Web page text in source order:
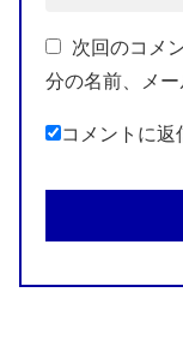
次回のコメ
分の名前、メー
コメントに返